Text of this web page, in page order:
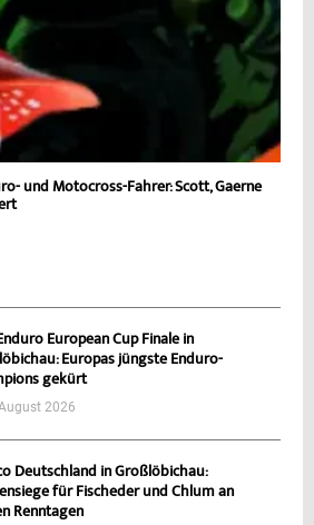
und Motocross-Fahrer: Scott, Gaerne
European Cup Finale in
Europas jüngste Enduro-
gekürt
2026
Deutschland in Großlöbichau:
für Fischeder und Chlum an
Renntagen